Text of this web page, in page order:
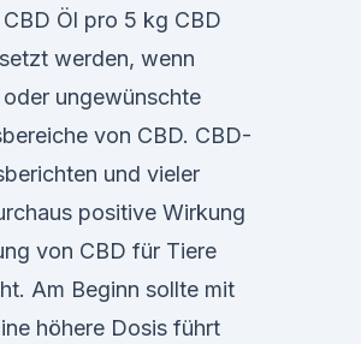
Öl pro 5 kg CBD
werden, wenn
ungewünschte
von CBD. CBD-
und vieler
positive Wirkung
von CBD für Tiere
Am Beginn sollte mit
höhere Dosis führt